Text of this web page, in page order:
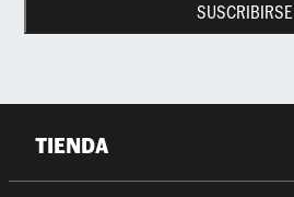
SUSCRIBIRSE
TIENDA